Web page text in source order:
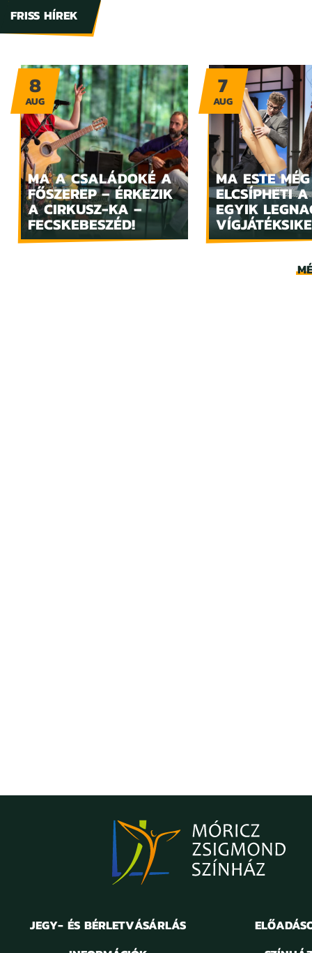
FRISS HÍREK
MA A CSALÁDOKÉ A
FŐSZEREP – ÉRKEZIK
A CIRKUSZ-KA –
FECSKEBESZÉD!
8
AUG
MA ESTE MÉG
ELCSÍPHETI
EGYIK
7
AUG
JEGY- ÉS BÉRLETVÁSÁRLÁS